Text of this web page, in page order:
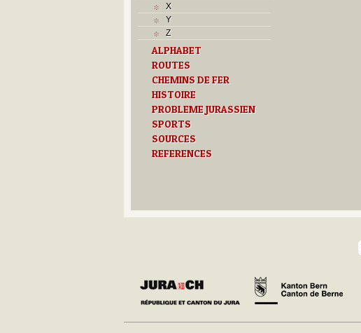
X
Y
Z
ALPHABET
ROUTES
CHEMINS DE FER
HISTOIRE
PROBLEME JURASSIEN
SPORTS
SOURCES
REFERENCES